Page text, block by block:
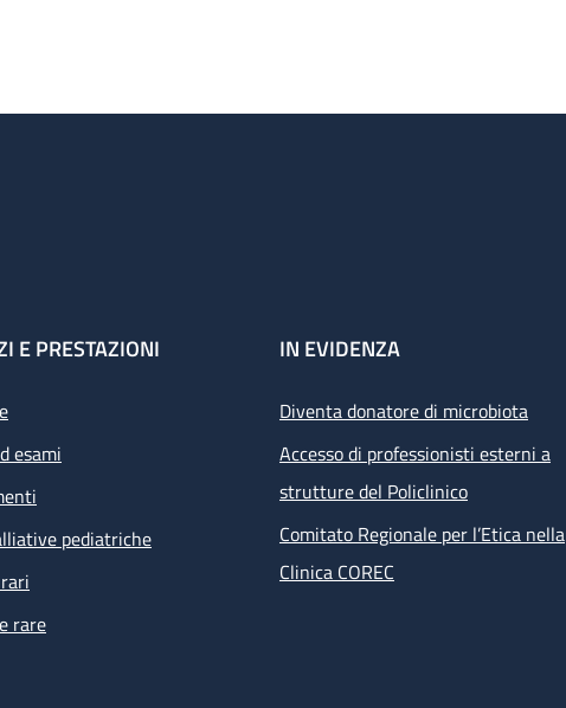
E PRESTAZIONI
esami
pediatriche
rare
IN EVIDENZA
Diventa donatore di microbiota
Accesso di professionisti esterni a
strutture del Policlinico
Comitato Regionale per l’Etica nella
Clinica COREC